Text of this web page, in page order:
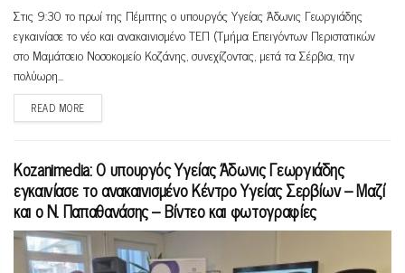
Στις 9:30 το πρωί της Πέμπτης ο υπουργός Υγείας Άδωνις Γεωργιάδης
εγκαινίασε το νέο και ανακαινισμένο ΤΕΠ (Τμήμα Επειγόντων Περιστατικών
στο Μαμάτσειο Νοσοκομείο Κοζάνης, συνεχίζοντας, μετά τα Σέρβια, την
πολύωρη...
READ MORE
Kozanimedia: O υπουργός Υγείας Άδωνις Γεωργιάδης
εγκαινίασε το ανακαινισμένο Κέντρο Υγείας Σερβίων – Μαζί
και ο Ν. Παπαθανάσης – Βίντεο και φωτογραφίες